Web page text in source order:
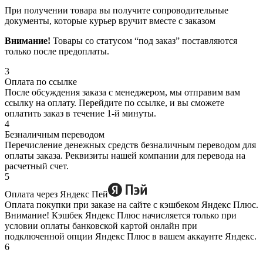
При получении товара вы получите сопроводительные
документы, которые курьер вручит вместе с заказом
Внимание! Товары со статусом “под заказ” поставляются
только после предоплаты.
3
Оплата по ссылке
После обсуждения заказа с менеджером, мы отправим вам
ссылку на оплату. Перейдите по ссылке, и вы сможете
оплатить заказ в течение 1-й минуты.
4
Безналичным переводом
Перечисление денежных средств безналичным переводом для
оплаты заказа. Реквизиты нашей компании для перевода на
расчетный счет.
5
Оплата через Яндекс Пей
Оплата покупки при заказе на сайте с кэшбеком Яндекс Плюс.
Внимание! Кэшбек Яндекс Плюс начисляется только при
условии оплаты банковской картой онлайн при
подключенной опции Яндекс Плюс в вашем аккаунте Яндекс.
6